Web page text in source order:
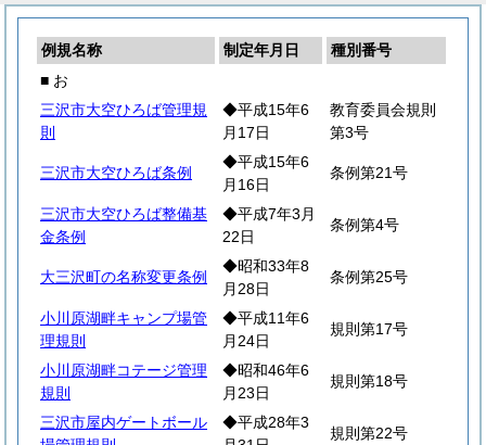
例規名称 制定年月日
種別番号
■ お
三沢市大空ひろば管理規
則
◆平成15年6
月17日
教育委員会規則
第3号
三沢市大空ひろば条例
◆平成15年6
月16日
条例第21号
三沢市大空ひろば整備基
金条例
◆平成7年3月
22日
条例第4号
大三沢町の名称変更条例
◆昭和33年8
月28日
条例第25号
小川原湖畔キャンプ場管
理規則
◆平成11年6
月24日
規則第17号
小川原湖畔コテージ管理
規則
◆昭和46年6
月23日
規則第18号
三沢市屋内ゲートボール
◆平成28年3
規則第22号